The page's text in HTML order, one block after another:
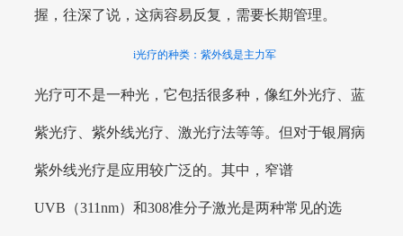
握，往深了说，这病容易反复，需要长期管理。
i光疗的种类：紫外线是主力军
光疗可不是一种光，它包括很多种，像红外光疗、蓝
紫光疗、紫外线光疗、激光疗法等等。但对于银屑病
紫外线光疗是应用较广泛的。其中，窄谱
UVB（311nm）和308准分子激光是两种常见的选